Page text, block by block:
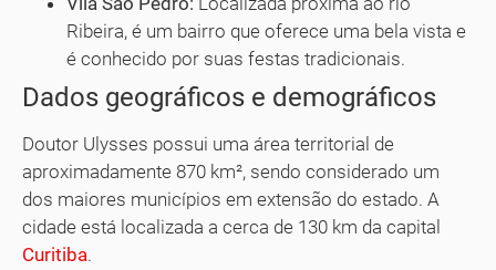
Ribeira, é um bairro que oferece uma bela vista e
é conhecido por suas festas tradicionais.
Dados geográficos e demográficos
Doutor Ulysses possui uma área territorial de
aproximadamente 870 km², sendo considerado um
dos maiores municípios em extensão do estado. A
cidade está localizada a cerca de 130 km da capital
Curitiba.